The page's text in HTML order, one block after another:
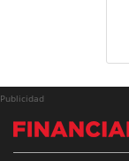
Publicidad